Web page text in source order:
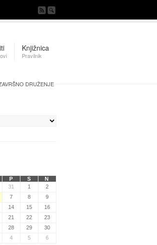
Knjižnica
Pravilnik
DRUŽENJE
P S
N
31 1
2
7 8
9
14 15
16
21 22
23
28 29
30
4 5 6